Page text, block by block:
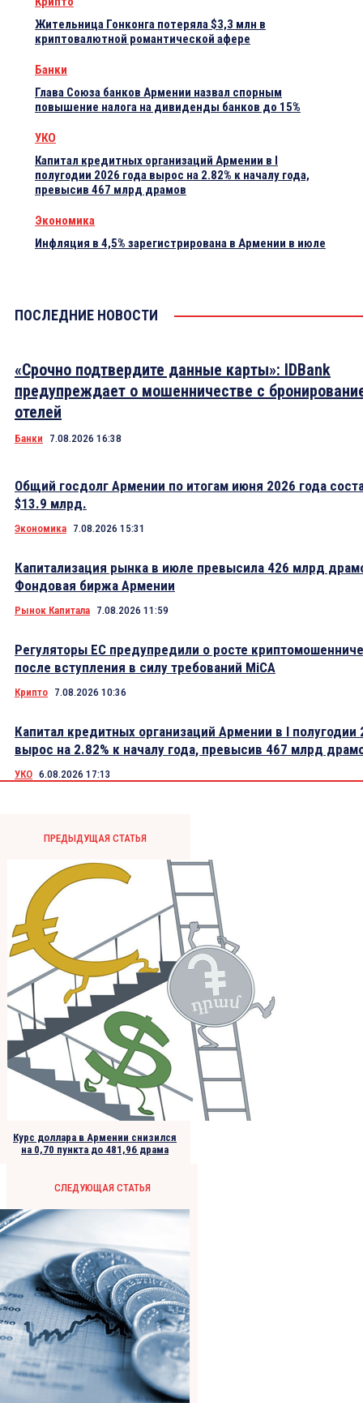
Жительница Гонконга потеряла $3,3 млн в
криптовалютной романтической афере
Банки
Глава Союза банков Армении назвал спорным
повышение налога на дивиденды банков до 15%
УКО
Капитал кредитных организаций Армении в I
полугодии 2026 года вырос на 2.82% к началу года,
превысив 467 млрд драмов
Экономика
Инфляция в 4,5% зарегистрирована в Армении в июле
ПОСЛЕДНИЕ НОВОСТИ
«Срочно подтвердите данные карты»: IDBank
предупреждает о мошенничестве с
отелей
Банки 7.08.2026 16:38
Общий госдолг Армении по итогам июня 2026 года
$13.9 млрд.
Экономика 7.08.2026 15:31
Капитализация рынка в июле превысила 426 млрд
Фондовая биржа Армении
Рынок Капитала 7.08.2026 11:59
Регуляторы ЕС предупредили о росте
после вступления в силу требований MiCA
Крипто 7.08.2026 10:36
Капитал кредитных организаций Армении в I полугодии
вырос на 2.82% к началу года, превысив 467 млрд
УКО 6.08.2026 17:13
ПРЕДЫДУЩАЯ СТАТЬЯ
Курс доллара в Армении снизился
на 0,70 пункта до 481,96 драма
СЛЕДУЮЩАЯ СТАТЬЯ